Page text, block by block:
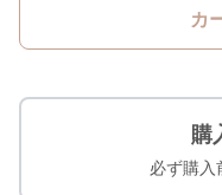
カ
購
必ず購入